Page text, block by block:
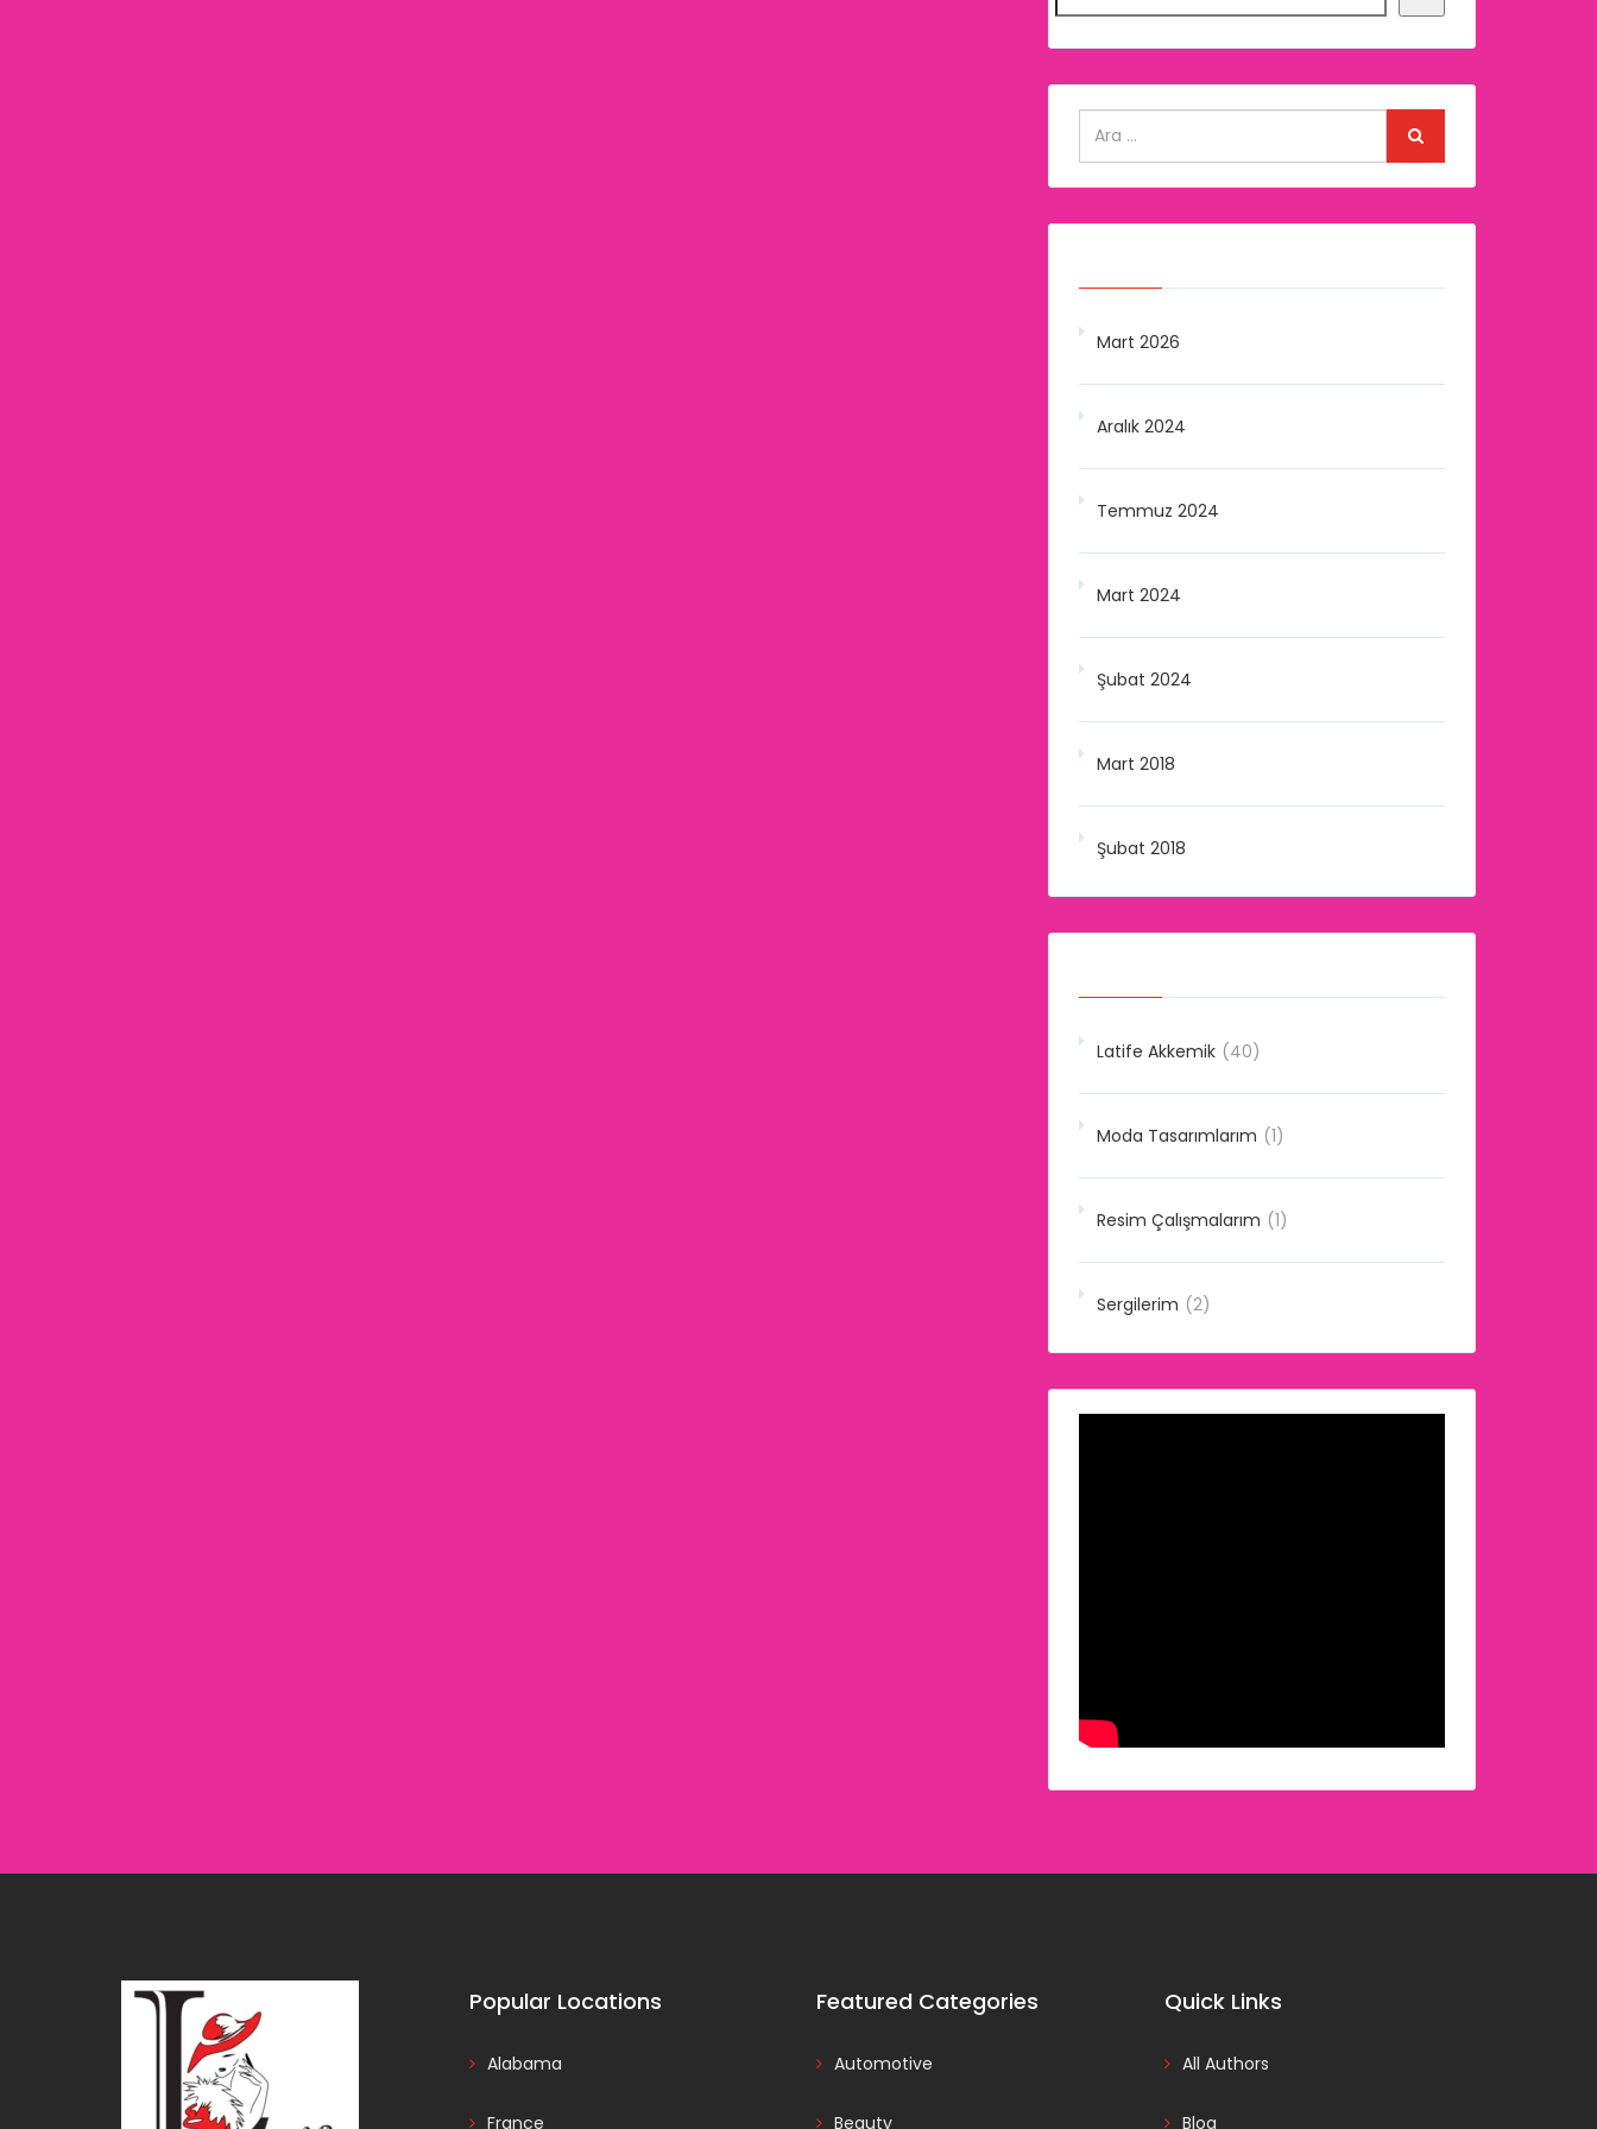
Mart 2026
Aralık 2024
Temmuz 2024
Mart 2024
Şubat 2024
Mart 2018
Şubat 2018
Latife Akkemik (40)
Moda Tasarımlarım (1)
Resim Çalışmalarım (1)
Sergilerim (2)
Popular Locations
Alabama
France
Featured Categories
Automotive
Beauty
Quick Links
All Authors
Blog